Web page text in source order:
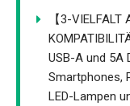
【3-
USB-A und 5A
Smartphones,
LED-Lampen